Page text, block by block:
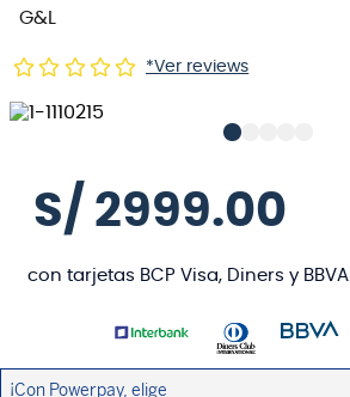
G&L
*Ver reviews
S/ 2999.00
con tarjetas BCP Visa, Diners y BBVA.